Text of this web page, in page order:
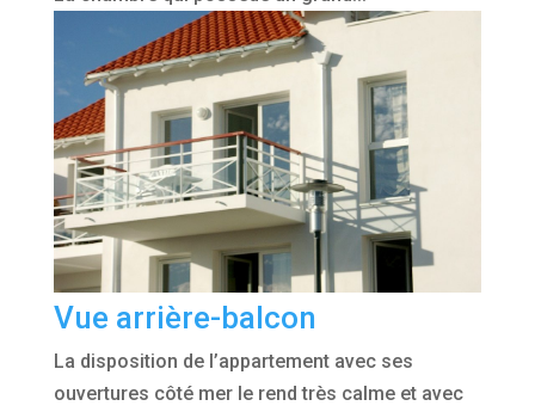
Vue arrière-balcon
La disposition de l’appartement avec ses
ouvertures côté mer le rend très calme et avec